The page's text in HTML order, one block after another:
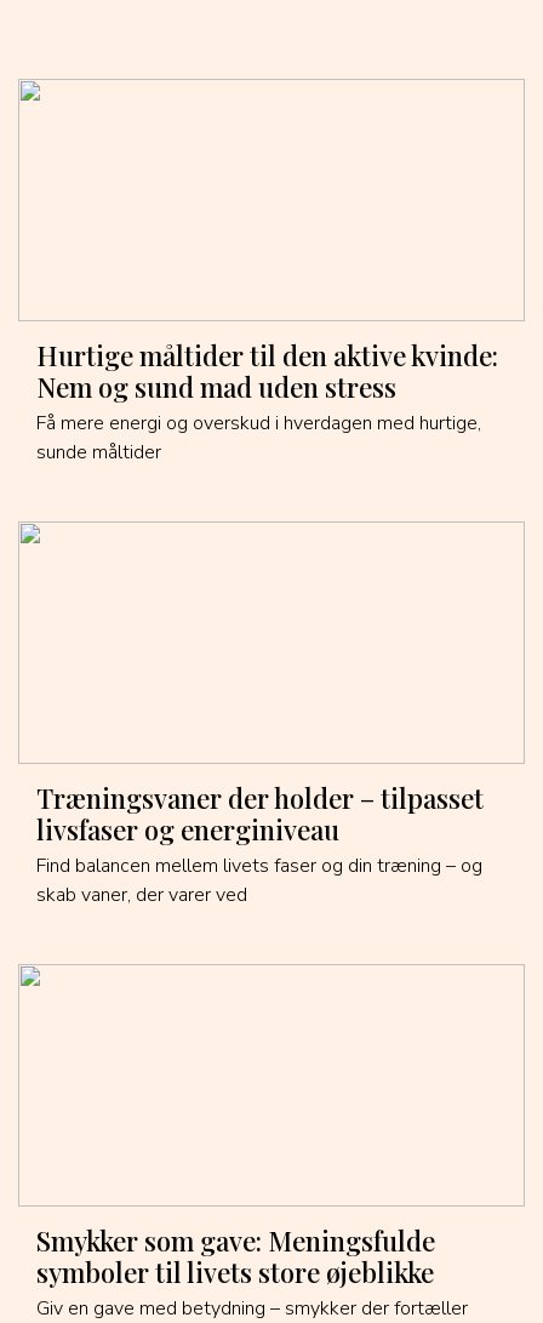
Hurtige måltider til den aktive kvinde:
Nem og sund mad uden stress
Få mere energi og overskud i hverdagen med hurtige,
sunde måltider
Træningsvaner der holder – tilpasset
livsfaser og energiniveau
Find balancen mellem livets faser og din træning – og
skab vaner, der varer ved
Smykker som gave: Meningsfulde
symboler til livets store øjeblikke
Giv en gave med betydning – smykker der fortæller